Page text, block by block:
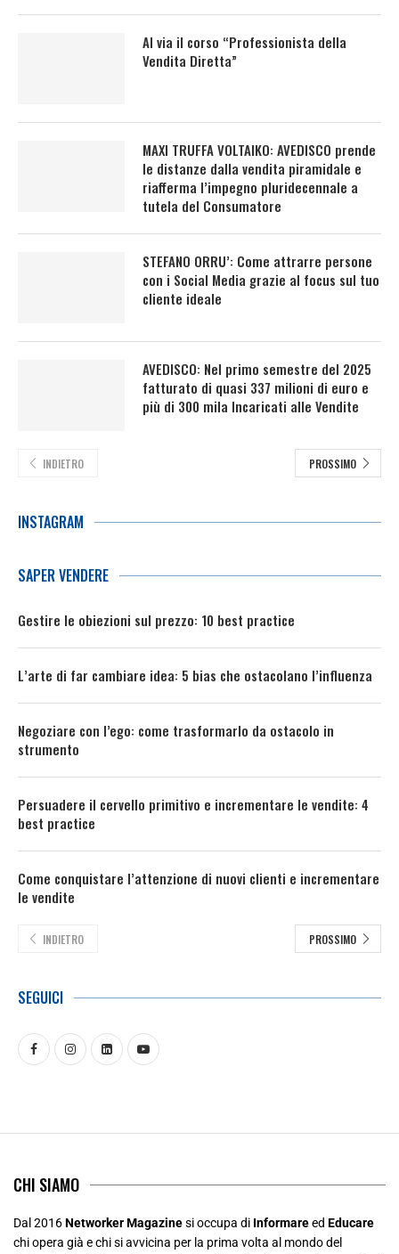
Al via il corso “Professionista della
Vendita Diretta”
MAXI TRUFFA VOLTAIKO: AVEDISCO prende
le distanze dalla vendita piramidale e
riafferma l’impegno pluridecennale a
tutela del Consumatore
STEFANO ORRU’: Come attrarre persone
con i Social Media grazie al focus sul tuo
cliente ideale
AVEDISCO: Nel primo semestre del 2025
fatturato di quasi 337 milioni di euro e
più di 300 mila Incaricati alle Vendite
INDIETRO PROSSIMO
INSTAGRAM
SAPER VENDERE
Gestire le obiezioni sul prezzo: 10 best practice
L’arte di far cambiare idea: 5 bias che ostacolano l’influenza
Negoziare con l’ego: come trasformarlo da ostacolo in
strumento
Persuadere il cervello primitivo e incrementare le vendite: 4
best practice
Come conquistare l’attenzione di nuovi clienti e incrementare
le vendite
INDIETRO PROSSIMO
SEGUICI
CHI SIAMO
Dal 2016Networker Magazinesi occupa di Informareed Educare
chi opera già e chi si avvicina per la prima volta al mondo del